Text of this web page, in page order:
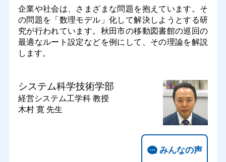
企業や社会は、さまざまな問題を抱えています。そ
の問題を「数理モデル」化して解決しようとする研
究が行われています。秋田市の移動図書館の巡回の
最適なルート設定などを例にして、その理論を解説
します。
システム科学技術学部
経営システム工学科 教授
木村 寛 先生
みんなの声